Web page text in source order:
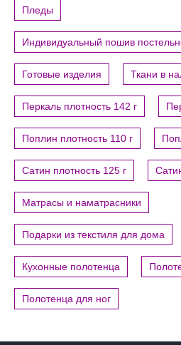
Пледы
Индивидуальный пошив
Готовые изделия Ткани в
Перкаль плотность 142 г
Поплин плотность 110 г
Сатин плотность 125 г
Матрасы и наматрасники
Подарки из текстиля для дома
Кухонные полотенца
Полотенца для ног